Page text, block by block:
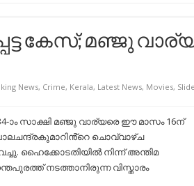
കേസ്; മഞ്ജു
News, Crime, Kerala, Latest News, Movies,
ാം സാക്ഷി മഞ്ജു വാര്യരെ ഈ മാസം 16ന്
ചൊവ്വാഴ്ച
ഹൈക്കോടതിയിൽ നിന്ന് അന്തിമ
നടത്താനിരുന്ന വിസ്താരം